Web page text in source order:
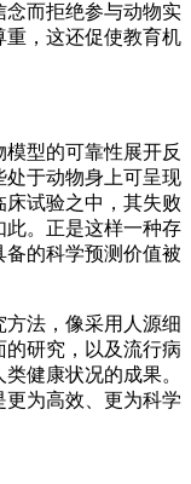
念而拒绝参与动物实
重，这还促使教育机
型的可靠性展开反
处于动物身上可呈现
试验之中，其失败
此。正是这样一种存
的科学预测价值被
法，像采用人源细
研究，以及流行病
健康状况的成果。
为高效、更为科学